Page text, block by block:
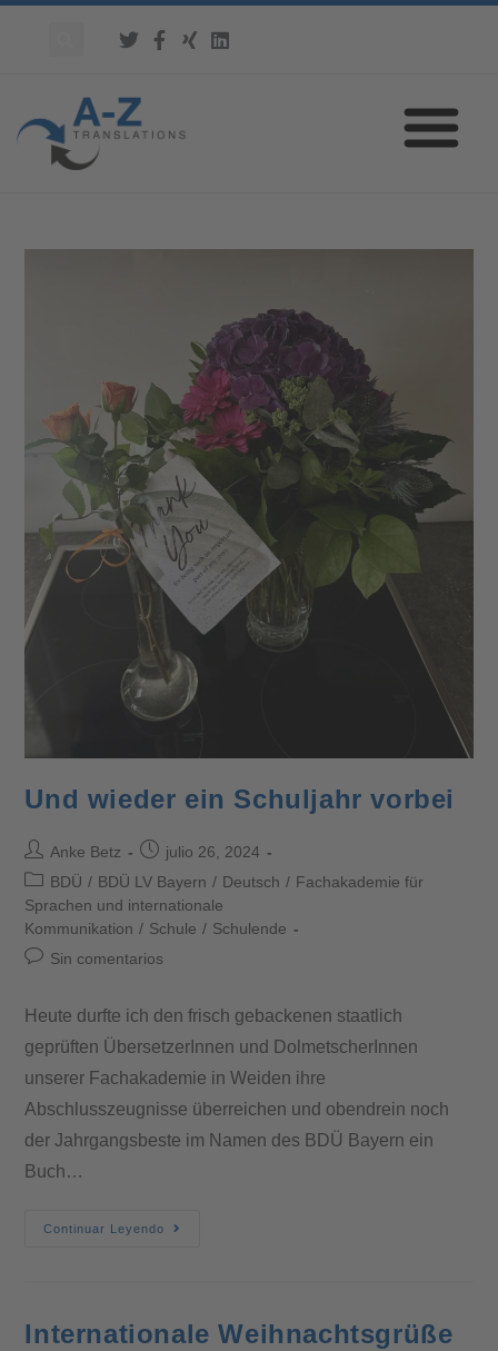
Und wieder ein Schuljahr vorbei
Anke Betz
julio 26, 2024
BDÜ / BDÜ LV Bayern / Deutsch / Fachakademie für
Sprachen und internationale
Kommunikation / Schule / Schulende
Sin comentarios
Heute durfte ich den frisch gebackenen staatlich
geprüften ÜbersetzerInnen und DolmetscherInnen
unserer Fachakademie in Weiden ihre
Abschlusszeugnisse überreichen und obendrein noch
der Jahrgangsbeste im Namen des BDÜ Bayern ein
Buch…
Continuar Leyendo
Internationale Weihnachtsgrüße